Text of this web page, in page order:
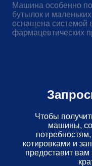
Машина особенно
бутылок и
оснащена системой
фармацевтических
Чтобы
машины,
котировками и
предоставит